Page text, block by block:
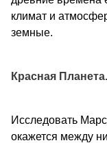
климат и
земные.
Красная Планета.
Исследовать
окажется между